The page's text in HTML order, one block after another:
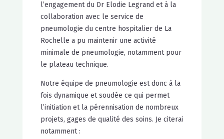
l’engagement du Dr Elodie Legrand et à la
collaboration avec le service de
pneumologie du centre hospitalier de La
Rochelle a pu maintenir une activité
minimale de pneumologie, notamment pour
le plateau technique.
Notre équipe de pneumologie est donc à la
fois dynamique et soudée ce qui permet
l’initiation et la pérennisation de nombreux
projets, gages de qualité des soins. Je citerai
notamment :